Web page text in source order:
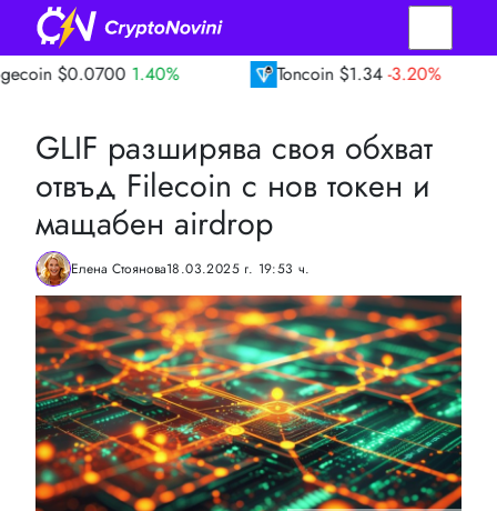
1.40% $1.34 -3.20%
GLIF разширява своя обхват
отвъд Filecoin с нов токен и
мащабен airdrop
Елена Стоянова18.03.2025 г. 19:53 ч.